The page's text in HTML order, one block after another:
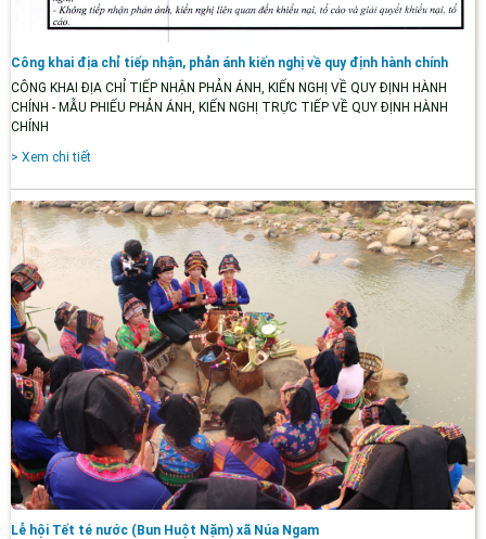
Công khai địa chỉ tiếp nhận, phản ánh kiến nghị về quy định hành chính
CÔNG KHAI ĐỊA CHỈ TIẾP NHẬN PHẢN ÁNH, KIẾN NGHỊ VỀ QUY ĐỊNH HÀNH
CHÍNH - MẪU PHIẾU PHẢN ÁNH, KIẾN NGHỊ TRỰC TIẾP VỀ QUY ĐỊNH HÀNH
CHÍNH
> Xem chi tiết
Lễ hội Tết té nước (Bun Huột Nặm) xã Núa Ngam